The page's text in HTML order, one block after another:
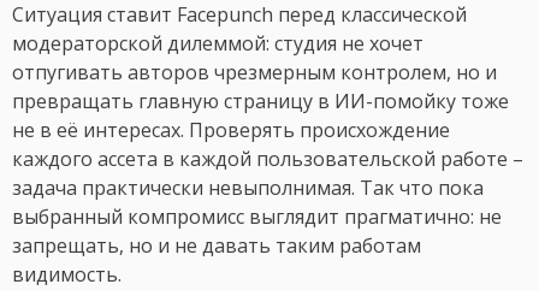
Ситуация ставит Facepunch перед классической
модераторской дилеммой: студия не хочет
отпугивать авторов чрезмерным контролем, но и
превращать главную страницу в ИИ-помойку тоже
не в её интересах. Проверять происхождение
каждого ассета в каждой пользовательской работе –
задача практически невыполнимая. Так что пока
выбранный компромисс выглядит прагматично: не
запрещать, но и не давать таким работам
видимость.